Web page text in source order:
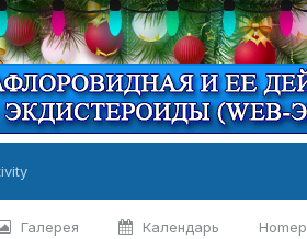
Галерея Календарь